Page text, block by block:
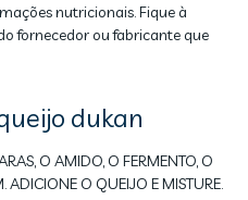
nutricionais. Fique à
fornecedor ou fabricante que
dukan
O AMIDO, O FERMENTO, O
ADICIONE O QUEIJO E MISTURE.